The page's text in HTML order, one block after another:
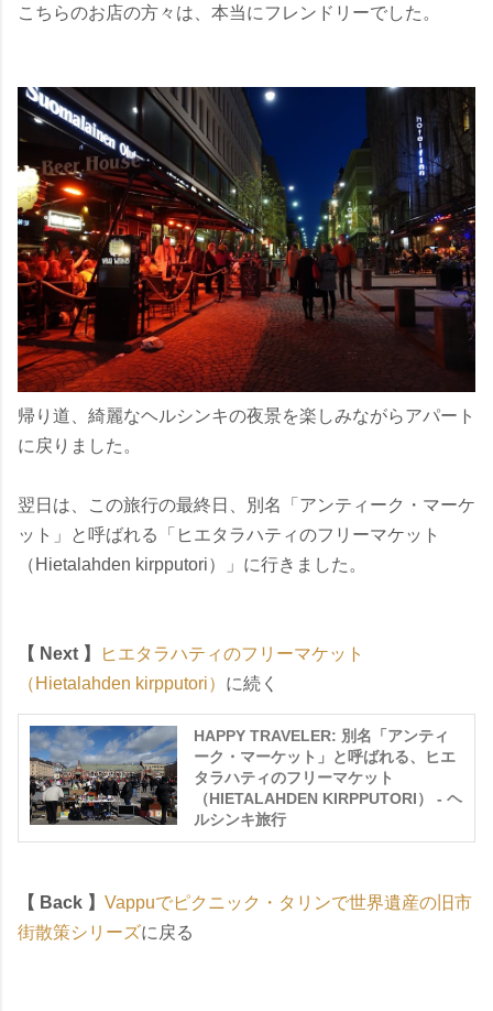
こちらのお店の方々は、本当にフレンドリーでした。
帰り道、綺麗なヘルシンキの夜景を楽しみながらアパート
に戻りました。
翌日は、この旅行の最終日、別名「アンティーク・マーケ
ット」と呼ばれる「ヒエタラハティのフリーマケット
（Hietalahden kirpputori）」に行きました。
【 Next 】
ヒエタラハティのフリーマケット
（Hietalahden kirpputori） に続く
HAPPY TRAVELER: 別名「アンティ
ーク・マーケット」と呼ばれる、ヒエ
タラハティのフリーマケット
（HIETALAHDEN KIRPPUTORI） - ヘ
ルシンキ旅行
【 Back 】 Vappuでピクニック・タリンで世界遺産の旧市
街散策シリーズに戻る